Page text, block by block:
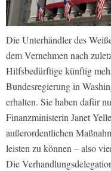
Die Unterhändler des
dem Vernehmen nach
Hilfsbedürftige künftig
Bundesregierung in
erhalten. Sie haben dafür
Finanzministerin Janet
außerordentlichen
leisten zu können – also
Die